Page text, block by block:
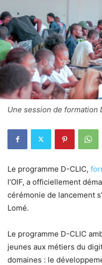
Une session de formation
Le programme D-CLIC,
l’OIF, a officiellement
cérémonie de lancement
Lomé.
Le programme D-CLIC
jeunes aux métiers du
domaines : le